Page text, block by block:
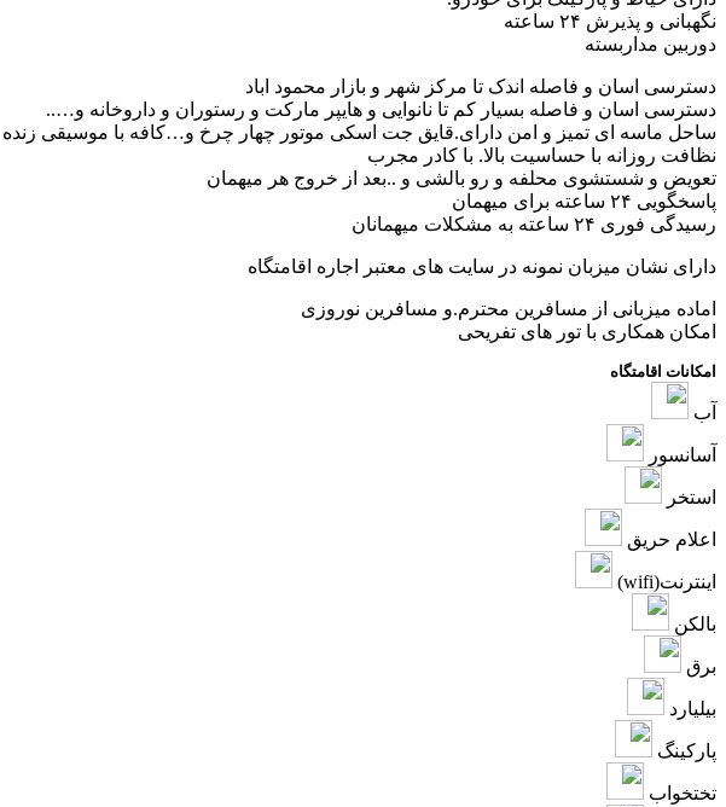
نگهبانی و پذیرش ۲۴ ساعته
دوربین مداربسته
دسترسی اسان و فاصله اندک تا مرکز شهر و بازار محمود اباد
دسترسی اسان و فاصله بسیار کم تا نانوایی و هایپر مارکت و رستوران و داروخانه و…..
ساحل ماسه ای تمیز و امن دارای.قایق جت اسکی موتور چهار چرخ و…کافه با موسیقی زنده
نظافت روزانه با حساسیت بالا. با کادر مجرب
تعویض و شستشوی محلفه و رو بالشی و ..بعد از خروج هر میهمان
پاسخگویی ۲۴ ساعته برای میهمان
رسیدگی فوری ۲۴ ساعته به مشکلات میهمانان
دارای نشان میزبان نمونه در سایت های معتبر اجاره اقامتگاه
اماده میزبانی از مسافرین محترم.و مسافرین نوروزی
امکان همکاری با تور های تفریحی
امکانات اقامتگاه
آب
آسانسور
استخر
اعلام حریق
اینترنت(wifi)
بالکن
برق
بیلیارد
پارکینگ
تختخواب